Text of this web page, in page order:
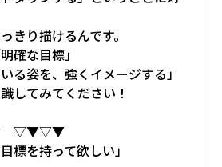
きり描けるんです。
確な目標」
る姿を、強くイメージする」
してみてください！
▽▼▽▼
標を持って欲しい」